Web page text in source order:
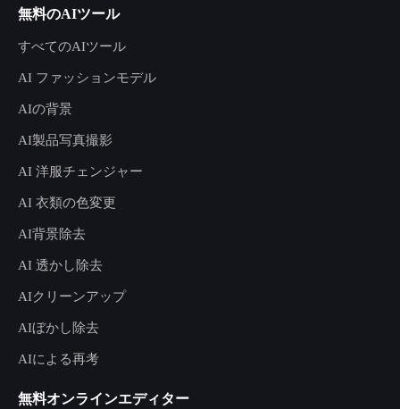
無料のAIツール
すべてのAIツール
AI ファッションモデル
AIの背景
AI製品写真撮影
AI 洋服チェンジャー
AI 衣類の色変更
AI背景除去
AI 透かし除去
AIクリーンアップ
AIぼかし除去
AIによる再考
無料オンラインエディター